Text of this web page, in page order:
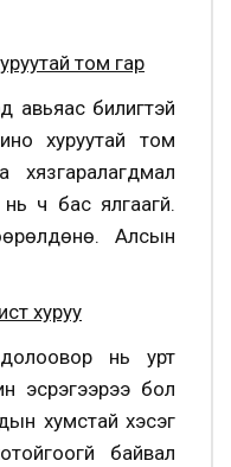
том гар
авьяас билигтэй
хуруутай том
хязгаралагдмал
ч бас ялгаагүй.
Алсын
хуруу
нь урт
эсрэгээрээ бол
хумстай хэсэг
байвал